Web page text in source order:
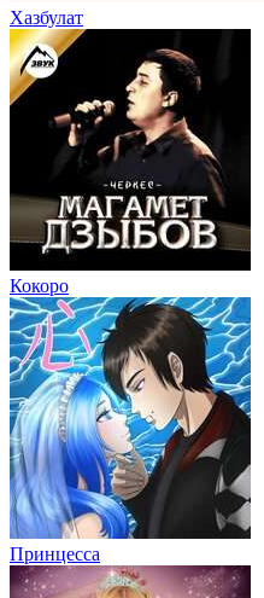
Хазбулат
Кокоро
Принцесса